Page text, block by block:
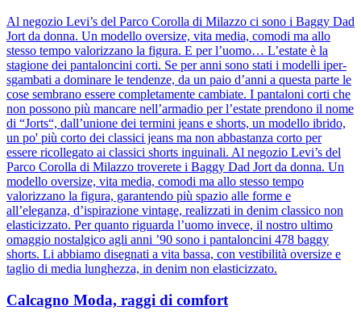
Al negozio Levi’s del Parco Corolla di Milazzo ci sono i Baggy Dad
Jort da donna. Un modello oversize, vita media, comodi ma allo
stesso tempo valorizzano la figura. E per l’uomo… L’estate è la
stagione dei pantaloncini corti. Se per anni sono stati i modelli iper-
sgambati a dominare le tendenze, da un paio d’anni a questa parte le
cose sembrano essere completamente cambiate. I pantaloni corti che
non possono più mancare nell’armadio per l’estate prendono il nome
di “Jorts“, dall’unione dei termini jeans e shorts, un modello ibrido,
un po' più corto dei classici jeans ma non abbastanza corto per
essere ricollegato ai classici shorts inguinali. Al negozio Levi’s del
Parco Corolla di Milazzo troverete i Baggy Dad Jort da donna. Un
modello oversize, vita media, comodi ma allo stesso tempo
valorizzano la figura, garantendo più spazio alle forme e
all’eleganza, d’ispirazione vintage, realizzati in denim classico non
elasticizzato. Per quanto riguarda l’uomo invece, il nostro ultimo
omaggio nostalgico agli anni ’90 sono i pantaloncini 478 baggy
shorts. Li abbiamo disegnati a vita bassa, con vestibilità oversize e
taglio di media lunghezza, in denim non elasticizzato.
Calcagno Moda, raggi di comfort